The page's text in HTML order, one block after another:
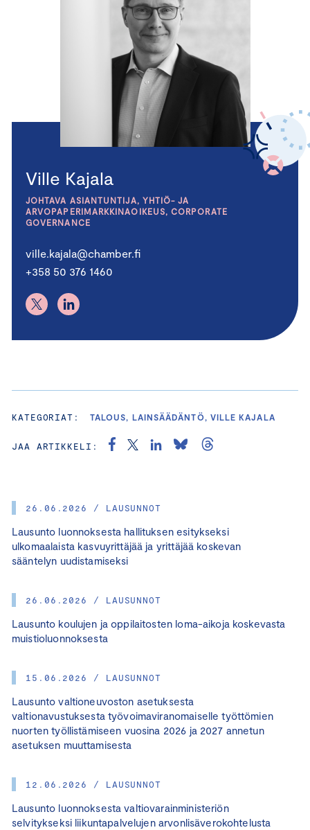
26.06.2026 / LAUSUNNOT
Lausunto luonnoksesta hallituksen esitykseksi
ulkomaalaista kasvuyrittäjää ja yrittäjää koskevan
sääntelyn uudistamiseksi
26.06.2026 / LAUSUNNOT
Lausunto koulujen ja oppilaitosten loma-aikoja koskevasta
muistioluonnoksesta
15.06.2026 / LAUSUNNOT
Lausunto valtioneuvoston asetuksesta
valtionavustuksesta työvoimaviranomaiselle työttömien
nuorten työllistämiseen vuosina 2026 ja 2027 annetun
asetuksen muuttamisesta
12.06.2026 / LAUSUNNOT
Lausunto luonnoksesta valtiovarainministeriön
selvitykseksi liikuntapalvelujen arvonlisäverokohtelusta
Ville Kajala
JOHTAVA ASIANTUNTIJA, YHTIÖ- JA
ARVOPAPERIMARKKINAOIKEUS, CORPORATE
GOVERNANCE
ville.kajala@chamber.fi
+358 50 376 1460
KATEGORIAT: TALOUS, LAINSÄÄDÄNTÖ, VILLE KAJALA
JAA ARTIKKELI: